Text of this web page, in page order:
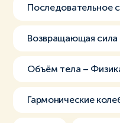
Последовательное
Возвращающая сила
Объём тела –
Гармонические